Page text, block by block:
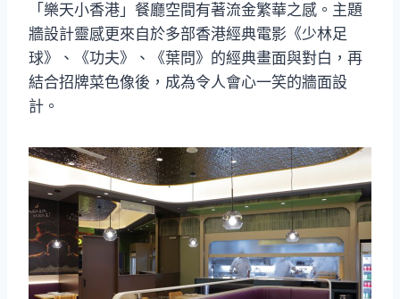
「樂天小香港」餐廳空間有著流金繁華之感。主題
牆設計靈感更來自於多部香港經典電影《少林足
球》、《功夫》、《葉問》的經典畫面與對白，再
結合招牌菜色像後，成為令人會心一笑的牆面設
計。